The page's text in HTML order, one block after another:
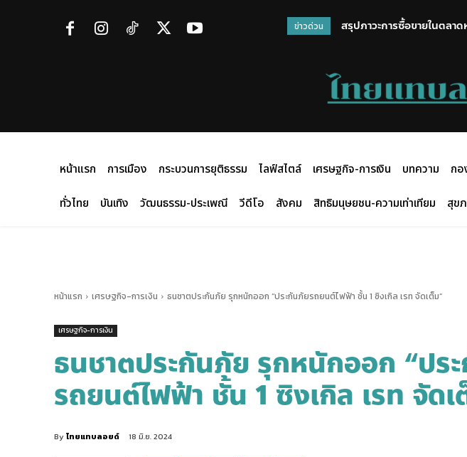
ข่าวด่วน สรุปภาวะการซื้อขายในตล
หน้าแรก การเมือง กระบวนการยุติธรรม ไลฟ์สไตล์ เศรษฐกิจ-การเงิน บทความ ก
ทั่วไทย
บันเทิง วัฒนธรรม-ประเพณี วีดีโอ สังคม สิทธิมนุษยชน-ความเท่าเทียม สุข
หน้าแรก เศรษฐกิจ-การเงิน ธนชาตประกันภัย รุกหนักออก “ประกันภัยรถยนต์ไฟฟ้า ชั้น 1 ซิงเกิล เรท จัดเต็ม”
เศรษฐกิจ-การเงิน
ธนชาตประกันภัย รุกหนักออก “ปร
รถยนต์ไฟฟ้า ชั้น 1 ซิงเกิล เรท จัดเ
By ไทยแทบลอยด์ 18 มิ.ย. 2024